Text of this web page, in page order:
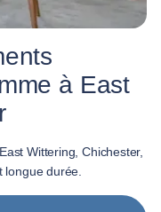
à East
Wittering, Chichester,
durée.